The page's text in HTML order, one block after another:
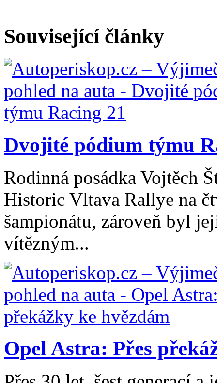
Související články
Dvojité pódium týmu
Rodinná posádka Vojtěch
Historic Vltava Rallye na
šampionátu, zároveň byl
vítězným...
Opel Astra: Přes